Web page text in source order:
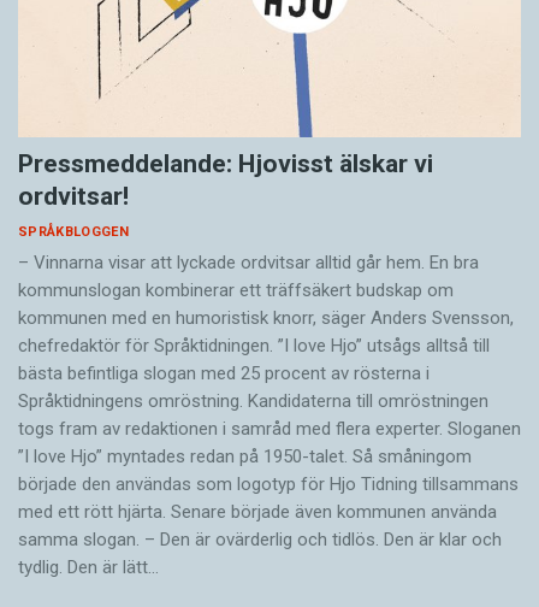
Pressmeddelande: Hjovisst älskar vi
ordvitsar!
SPRÅKBLOGGEN
– Vinnarna visar att lyckade ordvitsar alltid går hem. En bra
kommunslogan kombinerar ett träffsäkert budskap om
kommunen med en humoristisk knorr, säger Anders Svensson,
chefredaktör för Språktidningen. ”I love Hjo” utsågs alltså till
bästa befintliga slogan med 25 procent av rösterna i
Språktidningens omröstning. Kandidaterna till omröstningen
togs fram av redaktionen i samråd med flera experter. Sloganen
”I love Hjo” myntades redan på 1950-talet. Så småningom
började den användas som logotyp för Hjo Tidning tillsammans
med ett rött hjärta. Senare började även kommunen använda
samma slogan. – Den är ovärderlig och tidlös. Den är klar och
tydlig. Den är lätt…